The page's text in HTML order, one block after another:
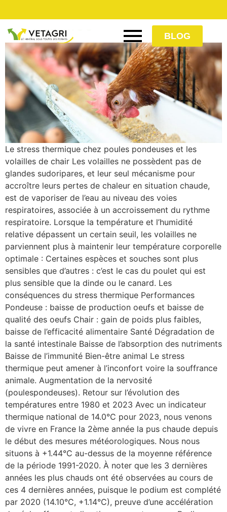
BLOG
les volailles
Le stress thermique chez poules pondeuses et les
volailles de chair Les volailles ne possèdent pas de
glandes sudoripares, et leur seul mécanisme pour
accroître leurs pertes de chaleur en situation chaude,
est de vaporiser de l’eau au niveau des voies
respiratoires, associée à un accroissement du rythme
respiratoire. Lorsque la température et l’humidité
relative dépassent un certain seuil, les volailles ne
parviennent plus à maintenir leur température corporelle
optimale : Certaines espèces et souches sont plus
sensibles que d’autres : c’est le cas du poulet qui est
plus sensible que la dinde ou le canard. Les
conséquences du stress thermique Performances
Pondeuse : baisse de production oeufs et baisse de
qualité des oeufs Chair : gain de poids plus faibles,
baisse de l’efficacité alimentaire Santé Dégradation de
la santé intestinale Baisse de l’absorption des nutriments
Baisse de l’immunité Bien-être animal Le stress
thermique peut amener à l’inconfort voire la souffrance
animale. Augmentation de la nervosité
(poulespondeuses). Retour sur l’évolution des
températures entre 1980 et 2023 Avec un indicateur
thermique national de 14.0°C pour 2023, nous venons
de vivre en France la 2ème année la pus chaude depuis
le début des mesures météorologiques. Nous nous
situons à +1.44°C au-dessus de la moyenne référence
de la période 1991-2020. À noter que les 3 dernières
années les plus chauds ont été observées au cours de
ces 4 dernières années, puisque le podium est complété
par 2020 (14.10°C, +1.14°C), preuve d’une accélération